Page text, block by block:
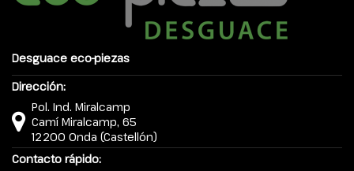
Desguace eco-piezas
Dirección:
Pol. Ind. Miralcamp
Camí Miralcamp, 65
12200 Onda (Castellón)
Contacto rápido: